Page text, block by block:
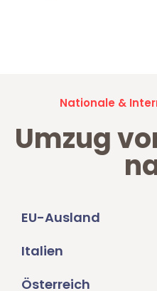
Nationale &
Umzug
EU-Ausland
Italien
Österreich